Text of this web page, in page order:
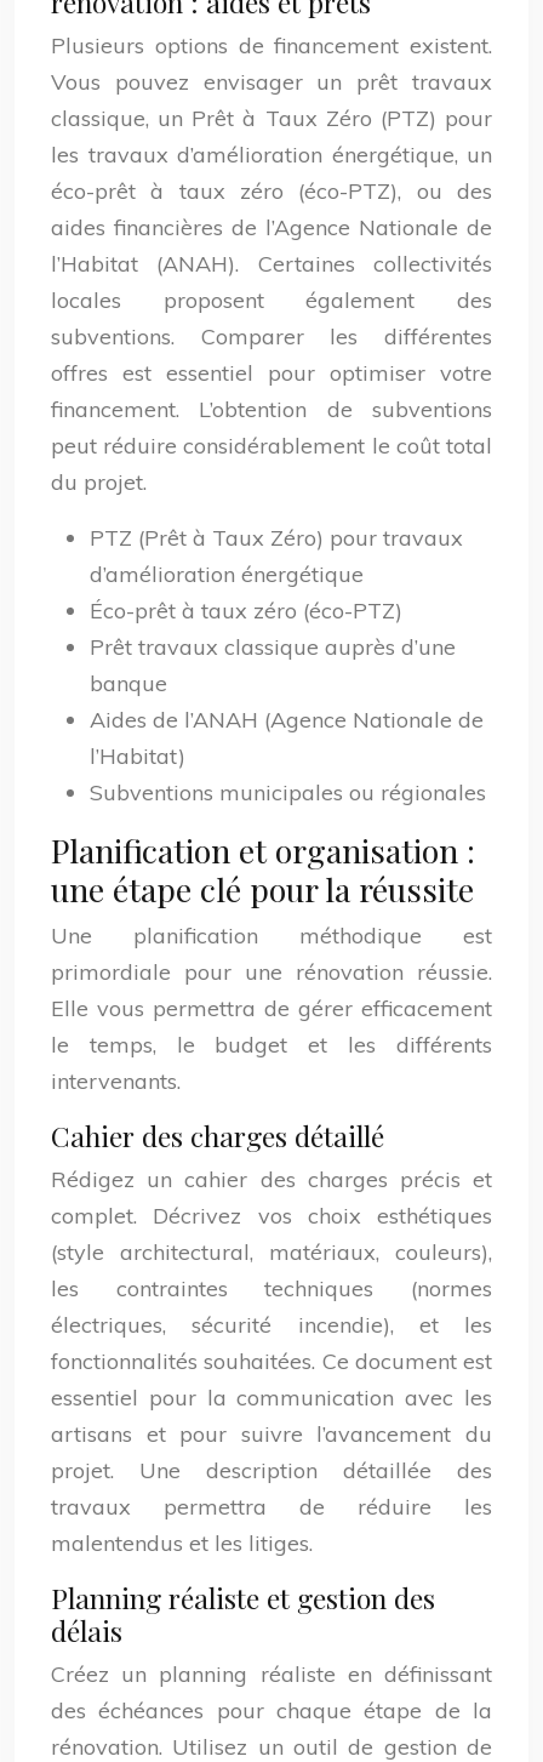
Plusieurs options de financement existent.
Vous pouvez envisager un prêt travaux
classique, un Prêt à Taux Zéro (PTZ) pour
les travaux d’amélioration énergétique, un
éco-prêt à taux zéro (éco-PTZ), ou des
aides financières de l’Agence Nationale de
l’Habitat (ANAH). Certaines collectivités
locales proposent également des
subventions. Comparer les différentes
offres est essentiel pour optimiser votre
financement. L’obtention de subventions
peut réduire considérablement le coût total
du projet.
PTZ (Prêt à Taux Zéro) pour travaux
d’amélioration énergétique
Éco-prêt à taux zéro (éco-PTZ)
Prêt travaux classique auprès d’une
banque
Aides de l’ANAH (Agence Nationale de
l’Habitat)
Subventions municipales ou régionales
Planification et organisation :
une étape clé pour la réussite
Une planification méthodique est
primordiale pour une rénovation réussie.
Elle vous permettra de gérer efficacement
le temps, le budget et les différents
intervenants.
Cahier des charges détaillé
Rédigez un cahier des charges précis et
complet. Décrivez vos choix esthétiques
(style architectural, matériaux, couleurs),
les contraintes techniques (normes
électriques, sécurité incendie), et les
fonctionnalités souhaitées. Ce document est
essentiel pour la communication avec les
artisans et pour suivre l’avancement du
projet. Une description détaillée des
travaux permettra de réduire les
malentendus et les litiges.
Planning réaliste et gestion des
délais
Créez un planning réaliste en définissant
des échéances pour chaque étape de la
rénovation. Utilisez un outil de gestion de